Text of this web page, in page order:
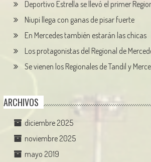
Deportivo Estrella se llevó el primer
Niupi llega con ganas de pisar fuerte
En Mercedes también estarán las chicas
Los protagonistas del Regional de
Se vienen los Regionales de Tandil y
ARCHIVOS
diciembre 2025
noviembre 2025
mayo 2019